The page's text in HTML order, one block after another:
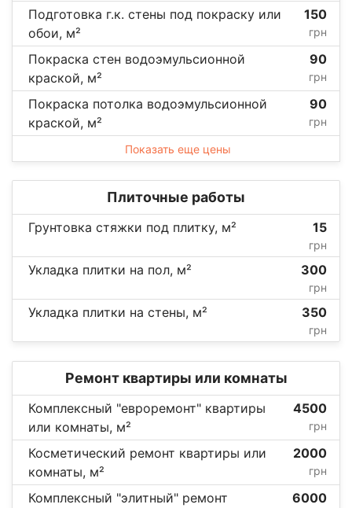
Подготовка г.к. стены под покраску или
обои, м²
150
грн
Покраска стен водоэмульсионной
краской, м²
90
грн
Покраска потолка водоэмульсионной
краской, м²
90
грн
Показать еще цены
Плиточные работы
Грунтовка стяжки под плитку, м² 15
грн
Укладка плитки на пол, м² 300
грн
Укладка плитки на стены, м² 350
грн
Ремонт квартиры или комнаты
Комплексный "евроремонт" квартиры
или комнаты, м²
4500
грн
Косметический ремонт квартиры или
комнаты, м²
2000
грн
Комплексный "элитный" ремонт
6000